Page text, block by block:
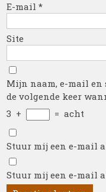
E-mail*
Site
Mijn naam, e-mail en
de volgende keer
3 + = acht
Stuur mij een e-mail
Stuur mij een e-mail